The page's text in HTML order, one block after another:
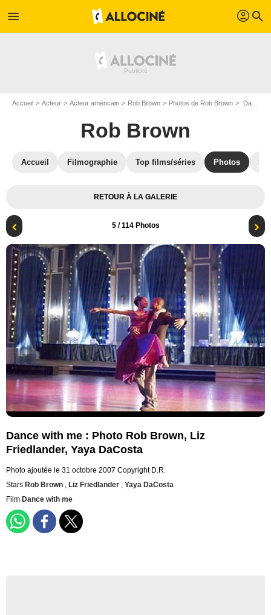
menu profil search
Accueil Acteur Acteur américain Rob Brown Photos de Rob Brown Dance with me : Photo Rob Brown, Liz Friedlander, Yaya DaCosta
Rob Brown
Accueil Filmographie Top films/séries Photos
RETOUR À LA GALERIE
5/ 114 Photos
Dance with me : Photo Rob Brown, Liz
Friedlander, Yaya DaCosta
Photo ajoutée le 31 octobre 2007 Copyright D.R.
Stars Rob Brown , Liz Friedlander , Yaya DaCosta
Film Dance with me